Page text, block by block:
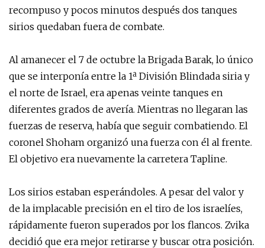
recompuso y pocos minutos después dos tanques
sirios quedaban fuera de combate.
Al amanecer el 7 de octubre la Brigada Barak, lo único
que se interponía entre la 1ª División Blindada siria y
el norte de Israel, era apenas veinte tanques en
diferentes grados de avería. Mientras no llegaran las
fuerzas de reserva, había que seguir combatiendo. El
coronel Shoham organizó una fuerza con él al frente.
El objetivo era nuevamente la carretera Tapline.
Los sirios estaban esperándoles. A pesar del valor y
de la implacable precisión en el tiro de los israelíes,
rápidamente fueron superados por los flancos. Zvika
decidió que era mejor retirarse y buscar otra posición.